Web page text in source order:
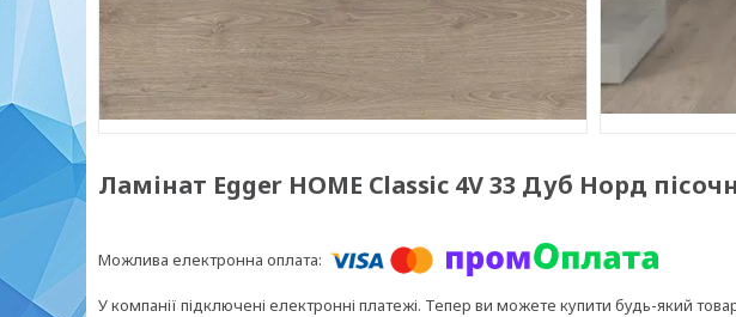
Ламінат Egger HOME Classic 4V 33 Дуб Норд
У компанії підключені електронні платежі. Тепер ви можете купити будь-який